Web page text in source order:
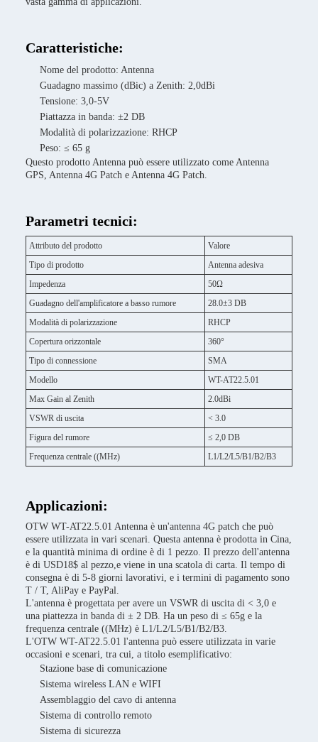
Caratteristiche:
Nome del prodotto: Antenna
Guadagno massimo (dBic) a Zenith: 2,0dBi
Tensione: 3,0-5V
Piattazza in banda: ±2 DB
Modalità di polarizzazione: RHCP
Peso: ≤ 65 g
Questo prodotto Antenna può essere utilizzato come Antenna
GPS, Antenna 4G Patch e Antenna 4G Patch.
Parametri tecnici:
Attributo del prodotto
Valore
Tipo di prodotto
Antenna adesiva
Impedenza
50Ω
Guadagno dell'amplificatore a basso rumore
28.0±3 DB
Modalità di polarizzazione
RHCP
Copertura orizzontale
360°
Tipo di connessione
SMA
Modello
WT-AT22.5.01
Max Gain al Zenith
2.0dBi
VSWR di uscita
< 3.0
Figura del rumore
≤ 2,0 DB
Frequenza centrale ((MHz)
L1/L2/L5/B1/B2/B3
Applicazioni:
OTW WT-AT22.5.01 Antenna è un'antenna 4G patch che può
essere utilizzata in vari scenari. Questa antenna è prodotta in Cina,
e la quantità minima di ordine è di 1 pezzo. Il prezzo dell'antenna
è di USD18$ al pezzo,e viene in una scatola di carta. Il tempo di
consegna è di 5-8 giorni lavorativi, e i termini di pagamento sono
T / T, AliPay e PayPal.
L'antenna è progettata per avere un VSWR di uscita di < 3,0 e
una piattezza in banda di ± 2 DB. Ha un peso di ≤ 65g e la
frequenza centrale ((MHz) è L1/L2/L5/B1/B2/B3.
L'OTW WT-AT22.5.01 l'antenna può essere utilizzata in varie
occasioni e scenari, tra cui, a titolo esemplificativo:
Stazione base di comunicazione
Sistema wireless LAN e WIFI
Assemblaggio del cavo di antenna
Sistema di controllo remoto
Sistema di sicurezza